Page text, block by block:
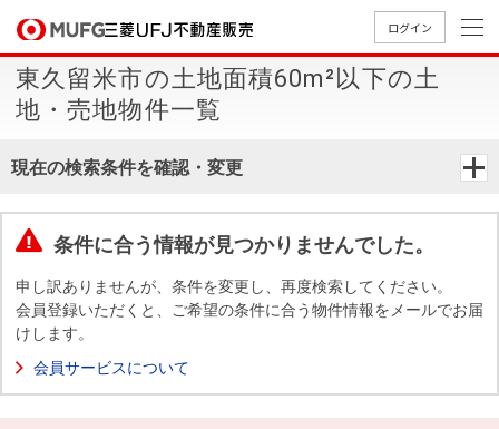
ログイン
買いたいTOP
中古
マン
築・
売りたいTOP
無
料
却
店舗案内TOP
店舗のご
案内（首
案内（名
案内（関
会社情報TOP
ごあいさ
つ
要
Way
採用情報TOP
新卒採用
情報
採用情報
買いたい
売りたい
店舗案内
会社情報
採用情報
東久留米市の土地面積60m²以下の土
地・売地物件一覧
現在の検索条件を確認・変更
条件に合う情報が見つかりませんでした。
申し訳ありませんが、条件を変更し、再度検索してください。
会員登録いただくと、ご希望の条件に合う物件情報をメールでお届
けします。
会員サービスについて